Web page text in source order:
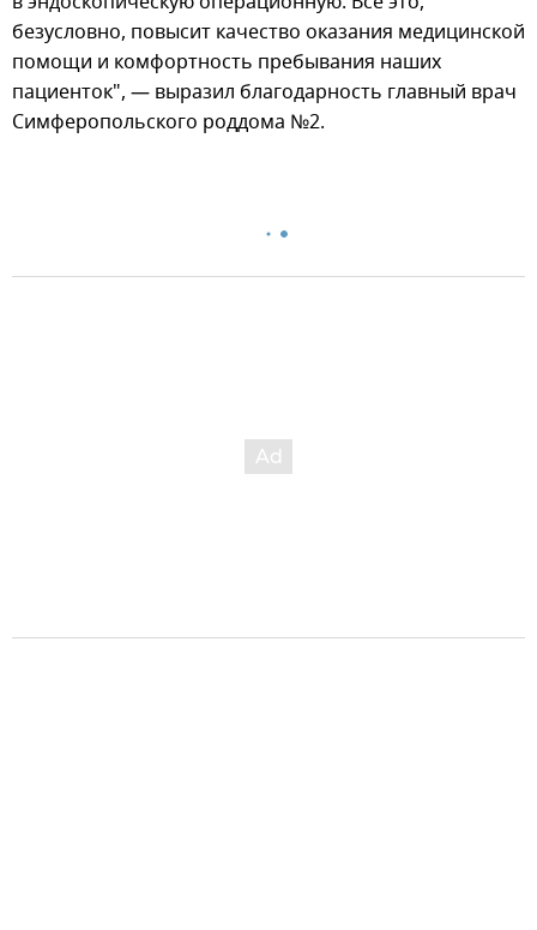
безусловно, повысит качество оказания медицинской
помощи и комфортность пребывания наших
пациенток", — выразил благодарность главный врач
Симферопольского роддома №2.